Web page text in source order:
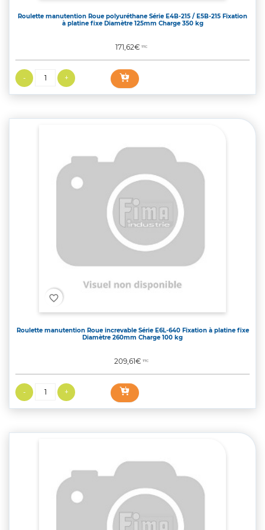
Roulette manutention Roue polyuréthane Série E4B-215 / E5B-215 Fixation
à platine fixe Diamètre 125mm Charge 350 kg
Prix
171,62€TTC
favorite_border
Roulette manutention Roue increvable Série E6L-640 Fixation à platine fixe
Diamètre 260mm Charge 100 kg
Prix
209,61€TTC